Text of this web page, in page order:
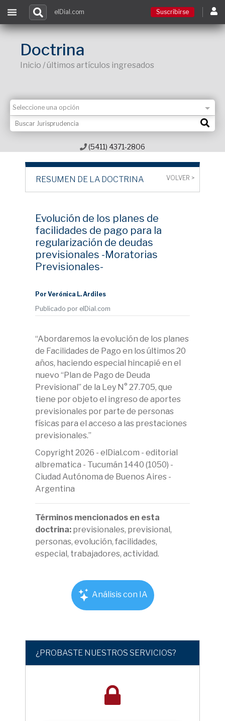
Contacto
elDial.com Suscribirse
Doctrina
Inicio / últimos artículos ingresados
(5411) 4371-2806
RESUMEN DE LA DOCTRINA VOLVER >
Evolución de los planes de
facilidades de pago para la
regularización de deudas
previsionales -Moratorias
Previsionales-
Por Verónica L. Ardiles
Publicado por elDial.com
“Abordaremos la evolución de los planes
de Facilidades de Pago en los últimos 20
años, haciendo especial hincapié en el
nuevo “Plan de Pago de Deuda
Previsional” de la Ley N° 27.705, que
tiene por objeto el ingreso de aportes
previsionales por parte de personas
físicas para el acceso a las prestaciones
previsionales.”
Copyright 2026 - elDial.com - editorial
albrematica - Tucumán 1440 (1050) -
Ciudad Autónoma de Buenos Aires -
Argentina
Términos mencionados en esta
doctrina: previsionales, previsional,
personas, evolución, facilidades,
especial, trabajadores, actividad.
Análisis con IA
¿PROBASTE NUESTROS SERVICIOS?